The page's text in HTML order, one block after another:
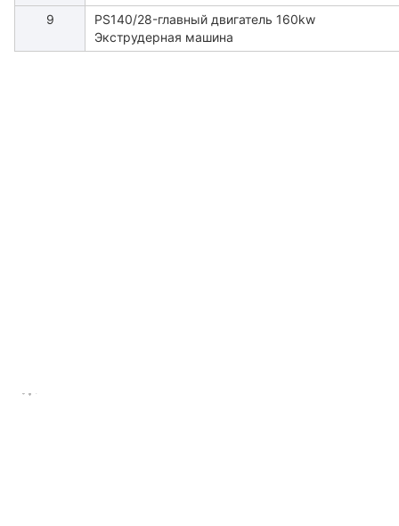
9
PS140/28-главный двигатель 160kw
Экструдерная машина